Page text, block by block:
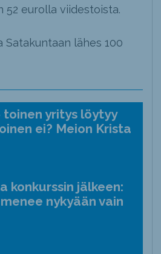
52 eurolla viidestoista.
lähes 100
yritys löytyy
ei? Meion Krista
konkurssin jälkeen:
nykyään vain